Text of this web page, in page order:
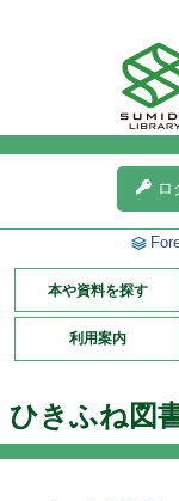
ロ
本や資料を探す
利用案内
ひきふね図